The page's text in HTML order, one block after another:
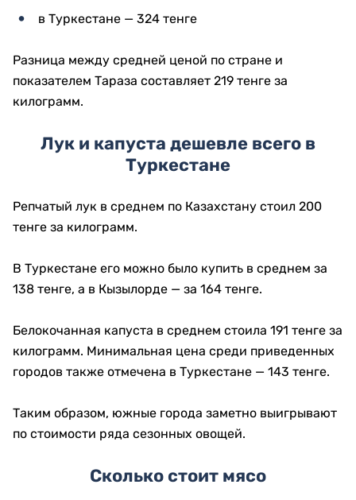
в Туркестане — 324 тенге
Разница между средней ценой по стране и
показателем Тараза составляет 219 тенге за
килограмм.
Лук и капуста дешевле всего в
Туркестане
Репчатый лук в среднем по Казахстану стоил 200
тенге за килограмм.
В Туркестане его можно было купить в среднем за
138 тенге, а в Кызылорде — за 164 тенге.
Белокочанная капуста в среднем стоила 191 тенге за
килограмм. Минимальная цена среди приведенных
городов также отмечена в Туркестане — 143 тенге.
Таким образом, южные города заметно выигрывают
по стоимости ряда сезонных овощей.
Сколько стоит мясо